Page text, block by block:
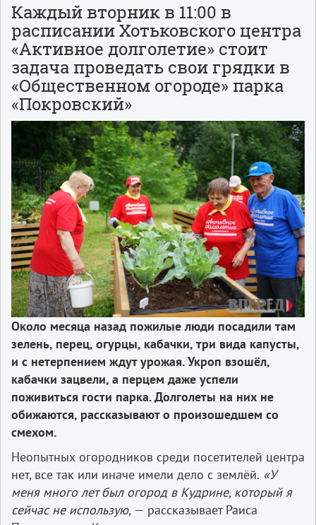
Каждый вторник в 11:00 в
расписании Хотьковского центра
«Активное долголетие» стоит
задача проведать свои грядки в
«Общественном огороде» парка
«Покровский»
Около месяца назад пожилые люди посадили там
зелень, перец, огурцы, кабачки, три вида капусты,
и с нетерпением ждут урожая. Укроп взошёл,
кабачки зацвели, а перцем даже успели
поживиться гости парка. Долголеты на них не
обижаются, рассказывают о произошедшем со
смехом.
Неопытных огородников среди посетителей центра
нет, все так или иначе имели дело с землёй. «У
меня много лет был огород в Кудрине, который я
сейчас не использую, — рассказывает Раиса